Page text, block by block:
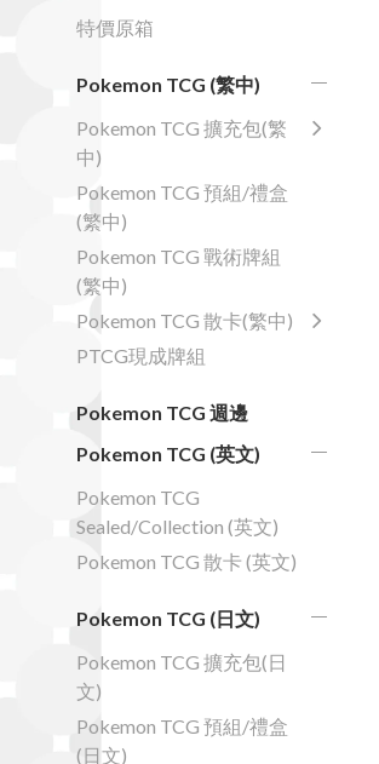
特價原箱
Pokemon TCG (繁中)
Pokemon TCG 擴充包(繁
中)
Pokemon TCG 預組/禮盒
(繁中)
Pokemon TCG 戰術牌組
(繁中)
Pokemon TCG 散卡(繁中)
PTCG現成牌組
Pokemon TCG 週邊
Pokemon TCG (英文)
Pokemon TCG
Sealed/Collection (英文)
Pokemon TCG 散卡 (英文)
Pokemon TCG (日文)
Pokemon TCG 擴充包(日
文)
Pokemon TCG 預組/禮盒
(日文)